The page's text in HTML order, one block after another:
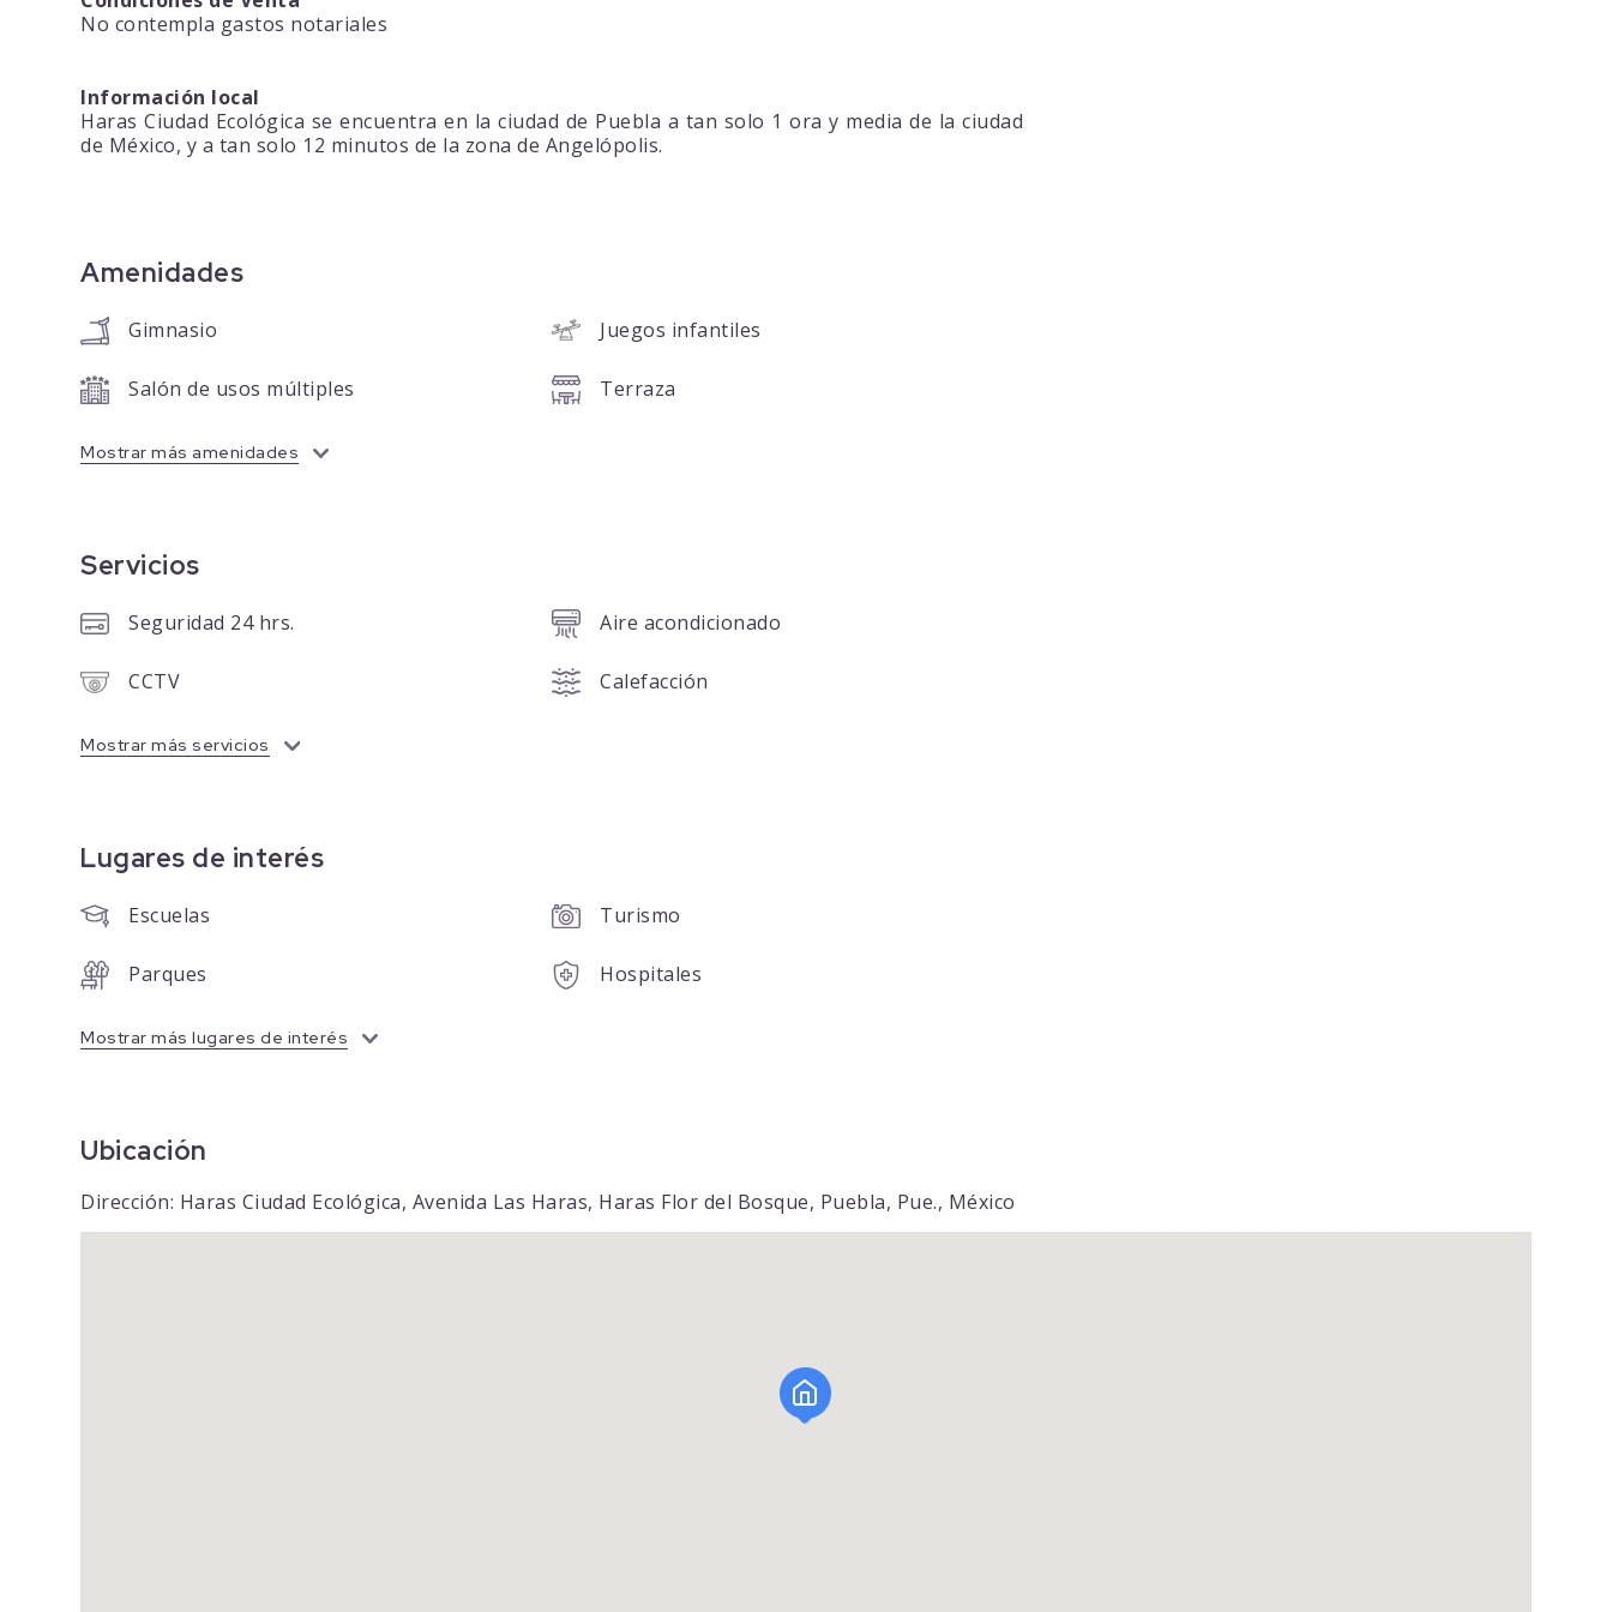
No contempla gastos notariales
Información local
Haras Ciudad Ecológica se encuentra en la ciudad de Puebla a tan solo 1 ora y media de la ciudad
de México, y a tan solo 12 minutos de la zona de Angelópolis.
Amenidades
Gimnasio Juegos infantiles
Salón de usos múltiples Terraza
Mostrar más amenidades
Servicios
Seguridad 24 hrs. Aire acondicionado
CCTV Calefacción
Mostrar más servicios
Lugares de interés
Escuelas Turismo
Parques Hospitales
Mostrar más lugares de interés
Ubicación
Dirección: Haras Ciudad Ecológica, Avenida Las Haras, Haras Flor del Bosque, Puebla, Pue., México